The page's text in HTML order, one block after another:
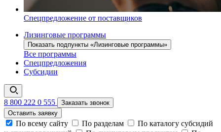
Спецпредложение от поставщиков
Лизинговые программы
Показать подпункты «Лизинговые программы»
Все программы
Спецпредложения
Субсидии
8 800 222 0 555
Заказать звонок
Оставить заявку
По всему сайту По разделам
По каталогу субсидий